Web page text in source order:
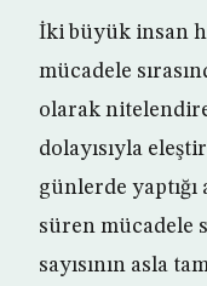
İki büyük insan
mücadele
olarak
dolayısıyla
günlerde yaptığı
süren mücadele
sayısının asla